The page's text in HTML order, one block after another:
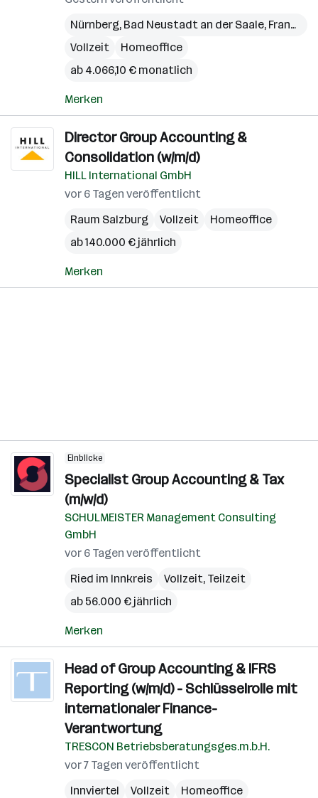
Nürnberg, Bad Neustadt an der Saale, Frankfurt
Vollzeit
Homeoffice
ab 4.066,10 € monatlich
Merken
Director Group Accounting &
Consolidation (w/m/d)
HILL International GmbH
vor 6 Tagen veröffentlicht
Raum Salzburg
Vollzeit
Homeoffice
ab 140.000 € jährlich
Merken
Einblicke
Specialist Group Accounting & Tax
(m/w/d)
SCHULMEISTER Management Consulting
GmbH
vor 6 Tagen veröffentlicht
Ried im Innkreis
Vollzeit, Teilzeit
ab 56.000 € jährlich
Merken
Head of Group Accounting & IFRS
Reporting (w/m/d) - Schlüsselrolle mit
internationaler Finance-
Verantwortung
TRESCON Betriebsberatungsges.m.b.H.
vor 7 Tagen veröffentlicht
Innviertel
Vollzeit
Homeoffice